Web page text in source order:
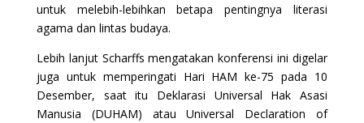
untuk melebih-lebihkan betapa pentingnya literasi
agama dan lintas budaya.
Lebih lanjut Scharffs mengatakan konferensi ini digelar
juga untuk memperingati Hari HAM ke-75 pada 10
Desember, saat itu Deklarasi Universal Hak Asasi
Manusia (DUHAM) atau Universal Declaration of